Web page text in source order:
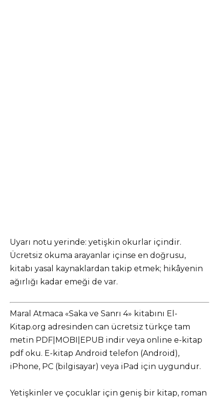
Uyarı notu yerinde: yetişkin okurlar içindir.
Ücretsiz okuma arayanlar içinse en doğrusu,
kitabı yasal kaynaklardan takip etmek; hikâyenin
ağırlığı kadar emeği de var.
Maral Atmaca «Saka ve Sanrı 4» kitabını El-
Kitap.org adresinden can ücretsiz türkçe tam
metin PDF|MOBI|EPUB indir veya online e-kitap
pdf oku. E-kitap Android telefon (Android),
iPhone, PC (bilgisayar) veya iPad için uygundur.
Yetişkinler ve çocuklar için geniş bir kitap, roman